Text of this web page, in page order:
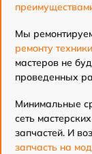
Мы
ремонту
мастеров не
проведенных
Минимальные
сеть
запчастей. И
запчасть на